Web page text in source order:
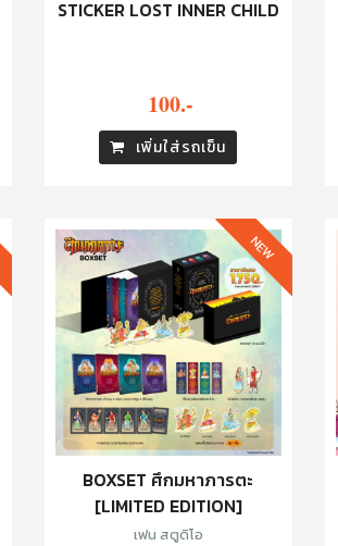
STICKER LOST INNER CHILD
100.-
เพิ่มใส่รถเข็น
BOXSET ศึกมหาภารตะ
[LIMITED EDITION]
เฟน สตูดิโอ
NEW